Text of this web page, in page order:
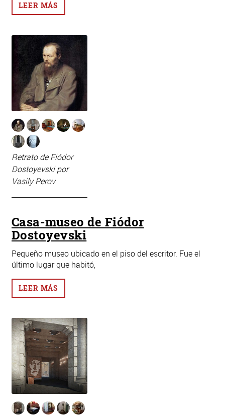
LEER MÁS
Retrato de Fiódor
Dostoyevski por
Vasily Perov
Casa-museo de Fiódor
Dostoyevski
Pequeño museo ubicado en el piso del escritor. Fue el
último lugar que habitó,
LEER MÁS